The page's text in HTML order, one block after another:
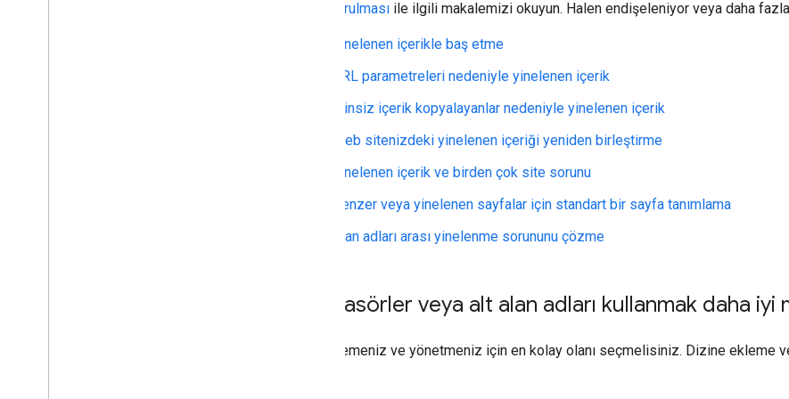
kavuşturulması ile ilgili makalemizi okuyun. Halen endişeleniyor veya daha
Yinelenen içerikle baş etme
URL parametreleri nedeniyle yinelenen içerik
İzinsiz içerik kopyalayanlar nedeniyle yinelenen içerik
Web sitenizdeki yinelenen içeriği yeniden birleştirme
Yinelenen içerik ve birden çok site sorunu
Benzer veya yinelenen sayfalar için standart bir sayfa tanımlama
Alan adları arası yinelenme sorununu çözme
Alt klasörler veya alt alan adları kullanmak daha iyi
Düzenlemeniz ve yönetmeniz için en kolay olanı seçmelisiniz. Dizine ekleme